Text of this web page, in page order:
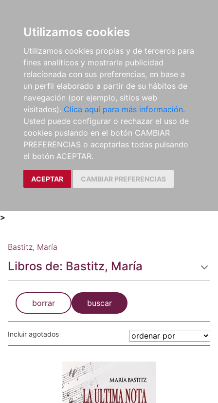
Utilizamos cookies
Utilizamos cookies propias y de terceros para
fines analíticos y mostrarle publicidad
relacionada con sus preferencias, en base a
un perfil elaborado a partir de su hábitos de
navegación (por ejemplo, sitios web
visitados). Clica aquí para más información.
Usted puede configurar o rechazar el uso de
cookies puslando en el botón CAMBIAR
PREFERENCIAS o aceptarlas todas pulsando
el botón ACEPTAR.
ACEPTAR CAMBIAR PREFERENCIAS
>
Bastitz, María
Libros de: Bastitz, María
borrar buscar
Incluir agotados